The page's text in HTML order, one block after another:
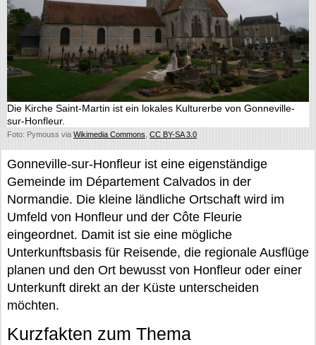
Die Kirche Saint-Martin ist ein lokales Kulturerbe von Gonneville-
sur-Honfleur.
Foto: Pymouss via Wikimedia Commons CC BY-SA 3.0
Gonneville-sur-Honfleur ist eine eigenständige
Gemeinde im Département Calvados in der
Normandie. Die kleine ländliche Ortschaft wird im
Umfeld von Honfleur und der Côte Fleurie
eingeordnet. Damit ist sie eine mögliche
Unterkunftsbasis für Reisende, die regionale Ausflüge
planen und den Ort bewusst von Honfleur oder einer
Unterkunft direkt an der Küste unterscheiden
möchten.
Kurzfakten zum Thema